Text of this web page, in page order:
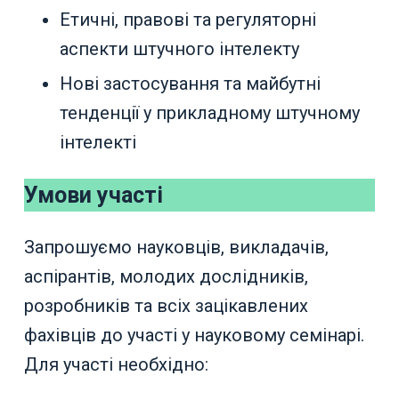
Етичні, правові та регуляторні
аспекти штучного інтелекту
Нові застосування та майбутні
тенденції у прикладному штучному
інтелекті
Умови участі
Запрошуємо науковців, викладачів,
аспірантів, молодих дослідників,
розробників та всіх зацікавлених
фахівців до участі у науковому семінарі.
Для участі необхідно: